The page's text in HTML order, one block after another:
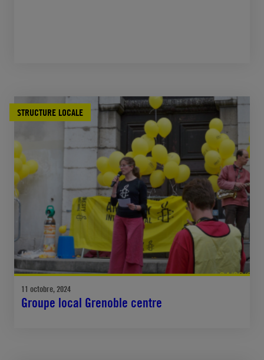
STRUCTURE LOCALE
11 octobre, 2024
Groupe local Grenoble centre